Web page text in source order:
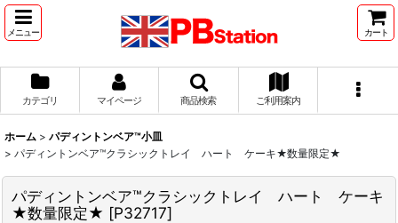
メニュー カート
カテゴリ マイページ 商品検索 ご利用案内
ホーム > パディントンベア™小皿
> パディントンベア™クラシックトレイ ハート ケーキ★数量限定★
パディントンベア™クラシックトレイ ハート ケーキ
★数量限定★ [P32717]